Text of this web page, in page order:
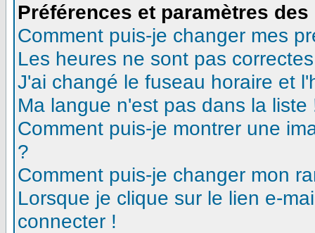
Préférences et paramètres
Comment puis-je changer mes
Les heures ne sont pas
J'ai changé le fuseau horaire et
Ma langue n'est pas dans la liste
Comment puis-je montrer une
?
Comment puis-je changer mon
Lorsque je clique sur le lien e-
connecter !